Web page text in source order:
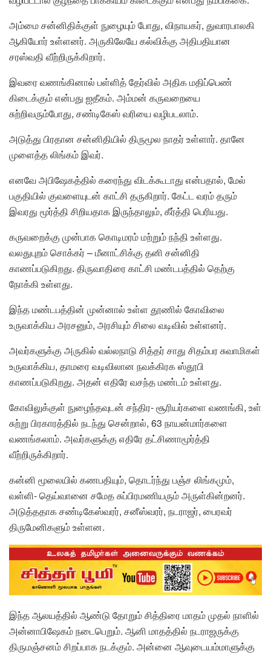
அம்மை சன்னிதிக்குள் நுழையும் போது, விநாயகர், துவாரபாலகி
ஆகியோர் உள்ளனர். அருகிலேயே கல்விக்கு அதிபதியான
சரஸ்வதி வீற்றிருக்கிறார்.
இவரை வணங்கினால் பள்ளித் தேர்வில் அதிக மதிப்பெண்
கிடைக்கும் என்பது ஐதீகம். அம்மன் கருவறையை
சுற்றிவரும்போது, சண்டிகேஸ் வரியை வழிபடலாம்.
அடுத்து பிரதான சன்னிதியில் திருமூல நாதர் உள்ளார். தானே
முளைத்த லிங்கம் இவர்.
எனவே அபிஷேகத்தில் கரைந்து விடக்கூடாது என்பதால், மேல்
பகுதியில் குவளையுடன் காட்சி தருகிறார். கேட்ட வரம் தரும்
இவரது மூர்த்தி சிறியதாக இருந்தாலும், கீர்த்தி பெரியது.
கருவறைக்கு முன்பாக கொடிமரம் மற்றும் நந்தி உள்ளது.
வலதுபுறம் சொக்கர் – மீனாட்சிக்கு தனி சன்னிதி
காணப்படுகிறது. திருவாதிரை காட்சி மண்டபத்தில் தெற்கு
நோக்கி உள்ளது.
இந்த மண்டபத்தின் முன்னால் உள்ள தூணில் கோவிலை
உருவாக்கிய அரசனும், அரசியும் சிலை வடிவில் உள்ளனர்.
அவர்களுக்கு அருகில் வல்லநாடு சித்தர் சாது சிதம்பர சுவாமிகள்
உருவாக்கிய, தாமரை வடிவிலான நவக்கிரக ஸ்தூபி
காணப்படுகிறது. அதன் எதிரே வசந்த மண்டம் உள்ளது.
கோவிலுக்குள் நுழைந்தவுடன் சந்திர- சூரியர்களை வணங்கி, உள்
சுற்று பிரகாரத்தில் நடந்து சென்றால், 63 நாயன்மார்களை
வணங்கலாம். அவர்களுக்கு எதிரே தட்சிணாமூர்த்தி
வீற்றிருக்கிறார்.
கன்னி மூலையில் கணபதியும், தொடர்ந்து பஞ்ச லிங்கமும்,
வள்ளி- தெய்வானை சமேத சுப்பிரமணியரும் அருள்கின்றனர்.
அடுத்ததாக சண்டிகேஸ்வரர், சனீஸ்வரர், நடராஜர், பைரவர்
திருமேனிகளும் உள்ளன.
இந்த ஆலயத்தில் ஆண்டு தோறும் சித்திரை மாதம் முதல் நாளில்
அன்னாபிஷேகம் நடைபெறும். ஆனி மாதத்தில் நடராஜருக்கு
திருமஞ்சனம் சிறப்பாக நடக்கும். அன்னை ஆவுடையம்மாளுக்கு